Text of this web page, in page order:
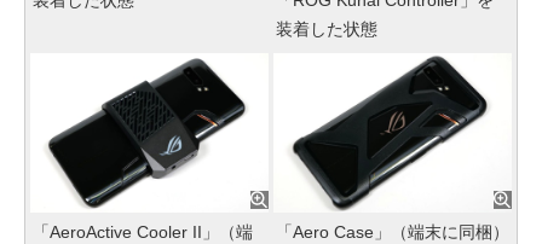
装着した状態
「AeroActive Cooler II」（端
「Aero Case」（端末に同梱）